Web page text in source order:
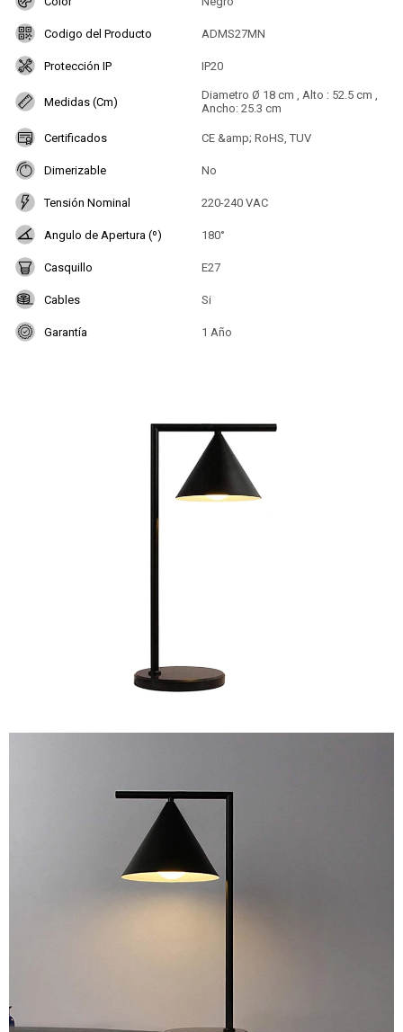
Codigo del Producto ADMS27MN
Protección IP IP20
Medidas (Cm)
Diametro Ø 18 cm , Alto : 52.5 cm ,
Ancho: 25.3 cm
Certificados CE &amp; RoHS, TUV
Dimerizable No
Tensión Nominal 220-240 VAC
Angulo de Apertura (º) 180°
Casquillo E27
Cables Si
Garantía 1 Año